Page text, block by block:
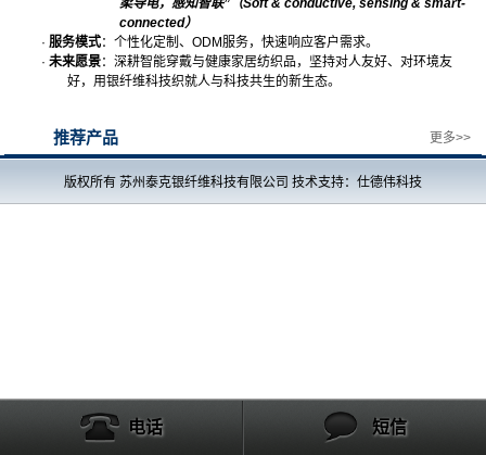
柔导电，感知智联” （Soft & conductive, sensing & smart-
connected）
·服务模式：个性化定制、ODM服务，快速响应客户需求。
·未来愿景：深耕智能穿戴与健康家居纺织品，坚持对人友好、对环境友
好，用银纤维科技织就人与科技共生的新生态。
推荐产品 更多>>
版权所有 苏州泰克银纤维科技有限公司 技术支持：仕德伟科技
电话 短信